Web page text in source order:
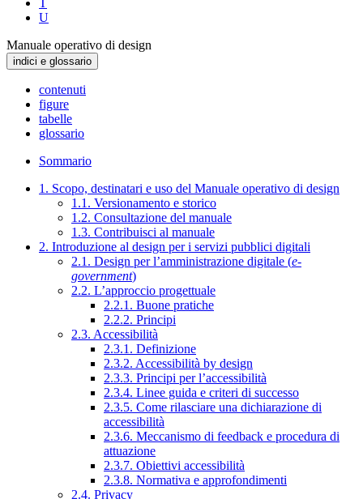
T
U
Manuale operativo di design
indici e glossario
contenuti
figure
tabelle
glossario
Sommario
1. Scopo, destinatari e uso del Manuale operativo di design
1.1. Versionamento e storico
1.2. Consultazione del manuale
1.3. Contribuisci al manuale
2. Introduzione al design per i servizi pubblici digitali
2.1. Design per l’amministrazione digitale (e-
government)
2.2. L’approccio progettuale
2.2.1. Buone pratiche
2.2.2. Principi
2.3. Accessibilità
2.3.1. Definizione
2.3.2. Accessibilità by design
2.3.3. Principi per l’accessibilità
2.3.4. Linee guida e criteri di successo
2.3.5. Come rilasciare una dichiarazione di
accessibilità
2.3.6. Meccanismo di feedback e procedura di
attuazione
2.3.7. Obiettivi accessibilità
2.3.8. Normativa e approfondimenti
2.4. Privacy